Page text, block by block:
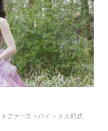
ファーストバイト 人前式